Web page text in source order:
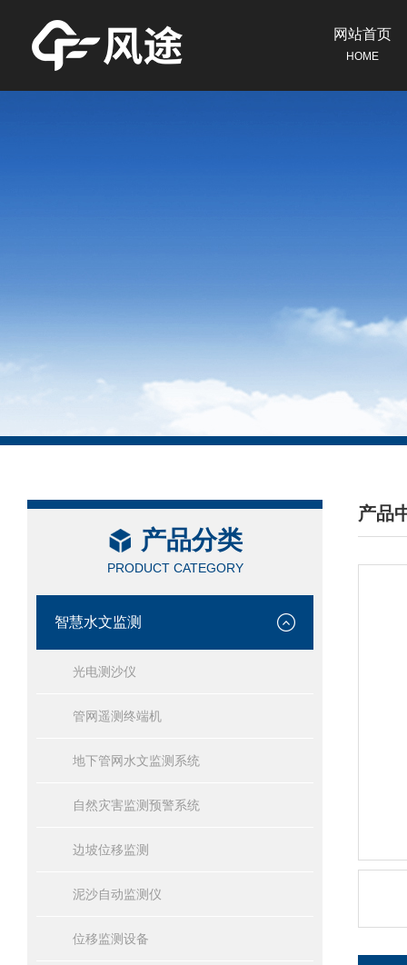
网站首页
HOME
产品分类
PRODUCT CATEGORY
智慧水文监测
光电测沙仪
管网遥测终端机
地下管网水文监测系统
自然灾害监测预警系统
边坡位移监测
泥沙自动监测仪
位移监测设备
产品
/